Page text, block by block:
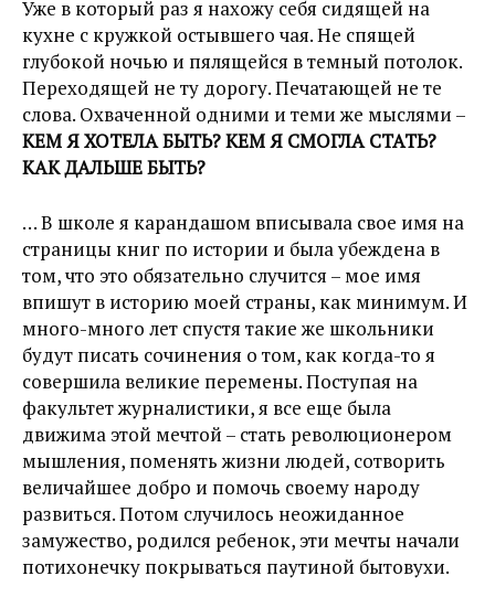
Уже в который раз я нахожу себя сидящей на
кухне с кружкой остывшего чая. Не спящей
глубокой ночью и пялящейся в темный потолок.
Переходящей не ту дорогу. Печатающей не те
слова. Охваченной одними и теми же мыслями –
КЕМ Я ХОТЕЛА БЫТЬ? КЕМ Я СМОГЛА СТАТЬ?
КАК ДАЛЬШЕ БЫТЬ?
… В школе я карандашом вписывала свое имя на
страницы книг по истории и была убеждена в
том, что это обязательно случится – мое имя
впишут в историю моей страны, как минимум. И
много-много лет спустя такие же школьники
будут писать сочинения о том, как когда-то я
совершила великие перемены. Поступая на
факультет журналистики, я все еще была
движима этой мечтой – стать революционером
мышления, поменять жизни людей, сотворить
величайшее добро и помочь своему народу
развиться. Потом случилось неожиданное
замужество, родился ребенок, эти мечты начали
потихонечку покрываться паутиной бытовухи.